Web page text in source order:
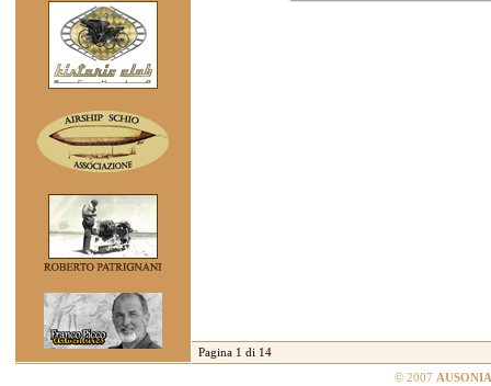
Pagina 1 di 14
© 2007